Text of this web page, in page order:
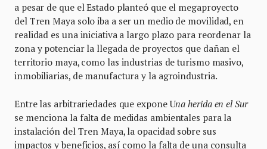
a pesar de que el Estado planteó que el megaproyecto
del Tren Maya solo iba a ser un medio de movilidad, en
realidad es una iniciativa a largo plazo para reordenar la
zona y potenciar la llegada de proyectos que dañan el
territorio maya, como las industrias de turismo masivo,
inmobiliarias, de manufactura y la agroindustria.
Entre las arbitrariedades que expone Una herida en el Sur
se menciona la falta de medidas ambientales para la
instalación del Tren Maya, la opacidad sobre sus
impactos y beneficios, así como la falta de una consulta